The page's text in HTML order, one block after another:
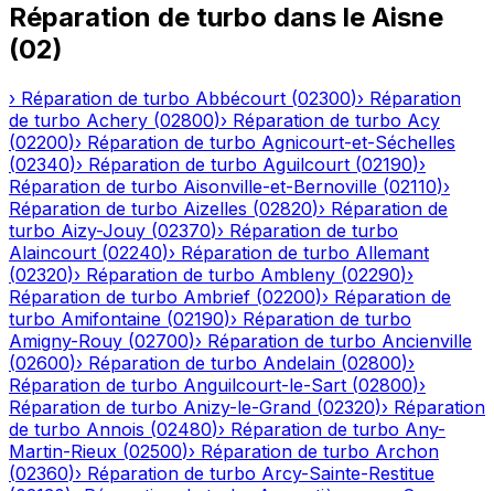
Réparation de turbo dans le Aisne
(02)
› Réparation de turbo Abbécourt (02300)› Réparation
de turbo Achery (02800)› Réparation de turbo Acy
(02200)› Réparation de turbo Agnicourt-et-Séchelles
(02340)› Réparation de turbo Aguilcourt (02190)›
Réparation de turbo Aisonville-et-Bernoville (02110)›
Réparation de turbo Aizelles (02820)› Réparation de
turbo Aizy-Jouy (02370)› Réparation de turbo
Alaincourt (02240)› Réparation de turbo Allemant
(02320)› Réparation de turbo Ambleny (02290)›
Réparation de turbo Ambrief (02200)› Réparation de
turbo Amifontaine (02190)› Réparation de turbo
Amigny-Rouy (02700)› Réparation de turbo Ancienville
(02600)› Réparation de turbo Andelain (02800)›
Réparation de turbo Anguilcourt-le-Sart (02800)›
Réparation de turbo Anizy-le-Grand (02320)› Réparation
de turbo Annois (02480)› Réparation de turbo Any-
Martin-Rieux (02500)› Réparation de turbo Archon
(02360)› Réparation de turbo Arcy-Sainte-Restitue